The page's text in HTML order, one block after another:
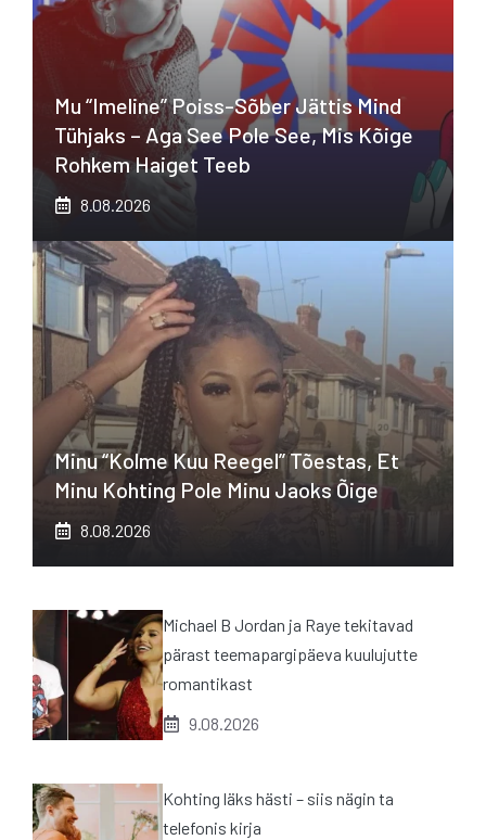
Mu “imeline” Poiss-Sõber Jättis Mind
Tühjaks – Aga See Pole See, Mis Kõige
Rohkem Haiget Teeb
8.08.2026
Minu “kolme Kuu Reegel” Tõestas, Et
Minu Kohting Pole Minu Jaoks Õige
8.08.2026
Michael B Jordan ja Raye tekitavad
pärast teemapargipäeva kuulujutte
romantikast
9.08.2026
Kohting läks hästi – siis nägin ta
telefonis kirja